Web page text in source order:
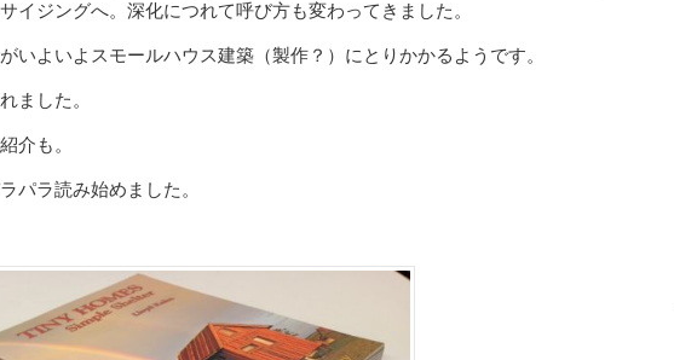
イジングへ。深化につれて呼び方も変わってきました。
いよいよスモールハウス建築（製作？）にとりかかるようです。
ました。
介も。
パラ読み始めました。